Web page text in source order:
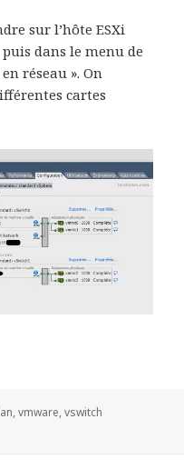
sur l’hôte ESXi
dans le menu de
réseau ». On
cartes
Explication sur la gestion
,vmware,vswitch